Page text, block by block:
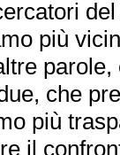
più
che
più
il